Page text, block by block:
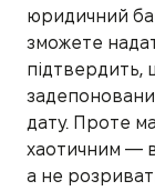
юридичний
зможете
підтвердить,
дату. Проте
хаотичним —
а не